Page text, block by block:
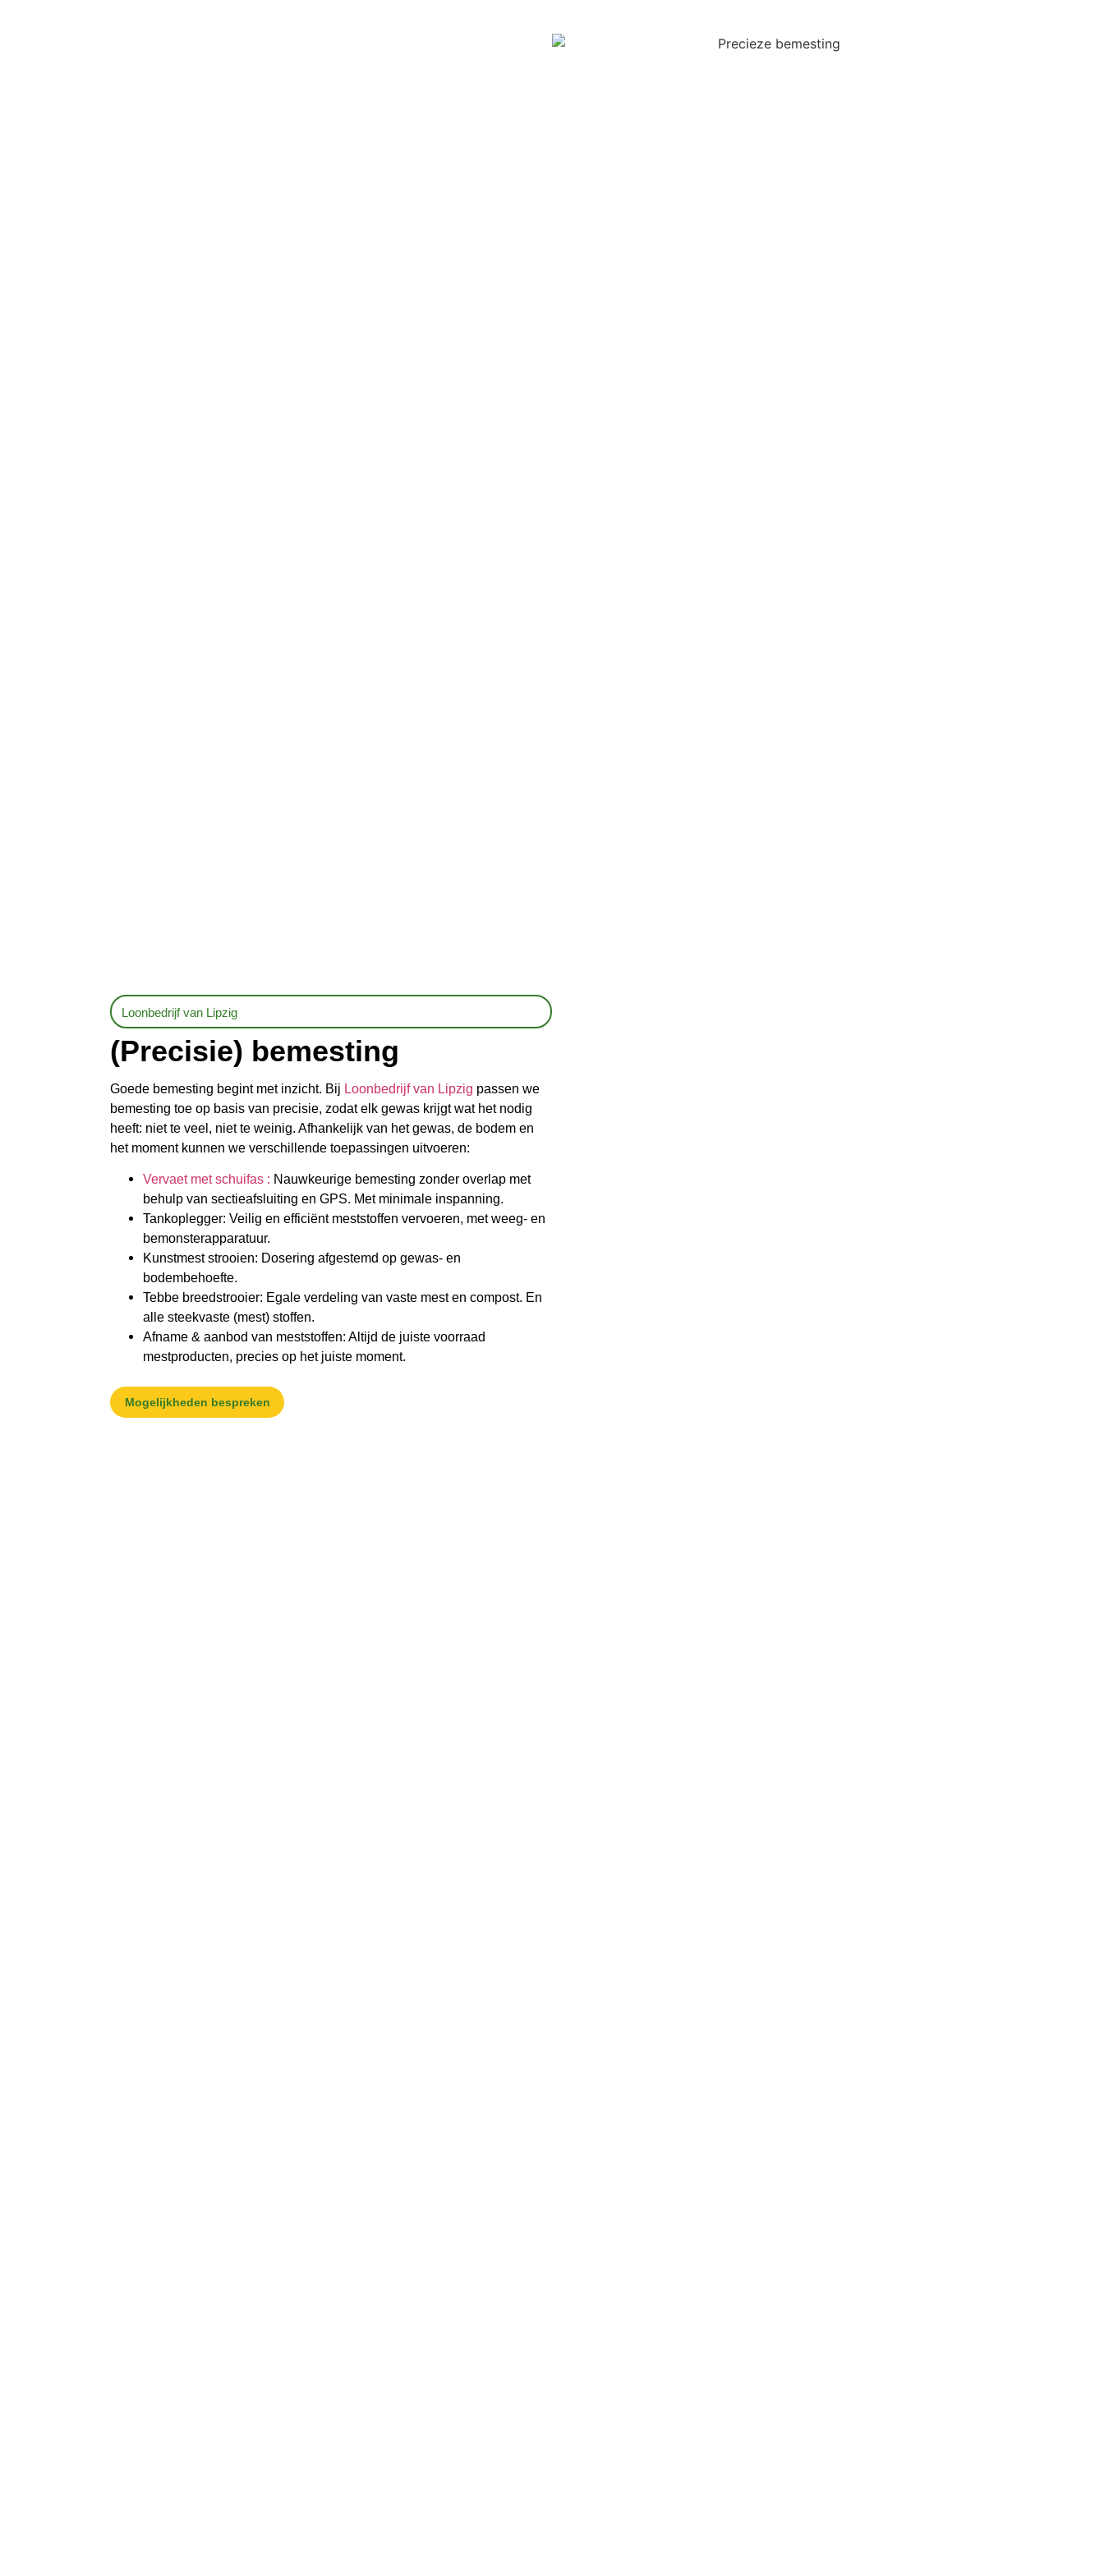
Loonbedrijf van Lipzig
(Precisie) bemesting
Goede bemesting begint met inzicht. Bij Loonbedrijf van Lipzig passen we
bemesting toe op basis van precisie, zodat elk gewas krijgt wat het nodig
heeft: niet te veel, niet te weinig. Afhankelijk van het gewas, de bodem en
het moment kunnen we verschillende toepassingen uitvoeren:
Vervaet met schuifas : Nauwkeurige bemesting zonder overlap met
behulp van sectieafsluiting en GPS. Met minimale inspanning.
Tankoplegger: Veilig en efficiënt meststoffen vervoeren, met weeg- en
bemonsterapparatuur.
Kunstmest strooien: Dosering afgestemd op gewas- en
bodembehoefte.
Tebbe breedstrooier: Egale verdeling van vaste mest en compost. En
alle steekvaste (mest) stoffen.
Afname & aanbod van meststoffen: Altijd de juiste voorraad
mestproducten, precies op het juiste moment.
Mogelijkheden bespreken